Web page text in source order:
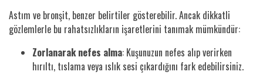
Astım ve bronşit, benzer belirtiler gösterebilir. Ancak dikkatli
gözlemlerle bu rahatsızlıkların işaretlerini tanımak mümkündür:
Zorlanarak nefes alma: Kuşunuzun nefes alıp verirken
hırıltı, tıslama veya ıslık sesi çıkardığını fark edebilirsiniz.